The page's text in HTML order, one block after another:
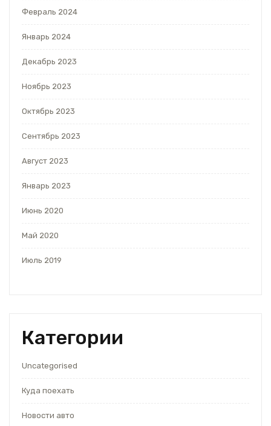
Февраль 2024
Январь 2024
Декабрь 2023
Ноябрь 2023
Октябрь 2023
Сентябрь 2023
Август 2023
Январь 2023
Июнь 2020
Май 2020
Июль 2019
Категории
Uncategorised
Куда поехать
Новости авто